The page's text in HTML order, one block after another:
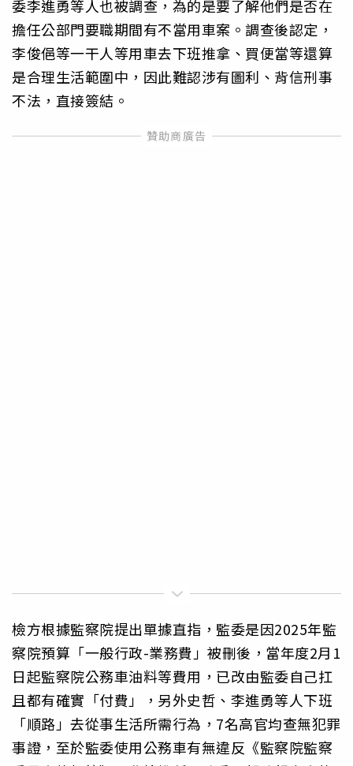
委李進勇等人也被調查，為的是要了解他們是否在
擔任公部門要職期間有不當用車案。調查後認定，
李俊俋等一干人等用車去下班推拿、買便當等還算
是合理生活範圍中，因此難認涉有圖利、背信刑事
不法，直接簽結。
檢方根據監察院提出單據直指，監委是因2025年監
察院預算「一般行政-業務費」被刪後，當年度2月1
日起監察院公務車油料等費用，已改由監委自己扛
且都有確實「付費」，另外史哲、李進勇等人下班
「順路」去從事生活所需行為，7名高官均查無犯罪
事證，至於監委使用公務車有無違反《監察院監察